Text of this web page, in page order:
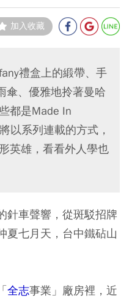
加入收藏
禮盒上的緞帶、手
傘、優雅地拎著曼哈
都是Made In
以系列連載的方式，
英雄，看看外人學也
針車聲響，從斑駁招牌
夏七月天，台中鐵砧山
全志事業」廠房裡，近